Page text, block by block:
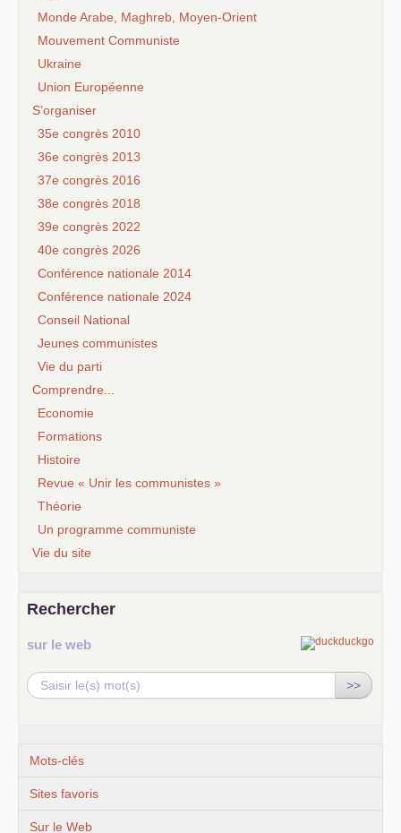
Monde Arabe, Maghreb, Moyen-Orient
Mouvement Communiste
Ukraine
Union Européenne
S’organiser
35e congrès 2010
36e congrès 2013
37e congrès 2016
38e congrès 2018
39e congrès 2022
40e congrès 2026
Conférence nationale 2014
Conférence nationale 2024
Conseil National
Jeunes communistes
Vie du parti
Comprendre...
Economie
Formations
Histoire
Revue « Unir les communistes »
Théorie
Un programme communiste
Vie du site
Rechercher
sur le web
>>
Mots-clés
Sites favoris
Sur le Web